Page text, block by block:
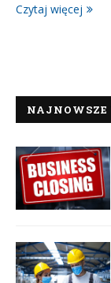
Czytaj więcej